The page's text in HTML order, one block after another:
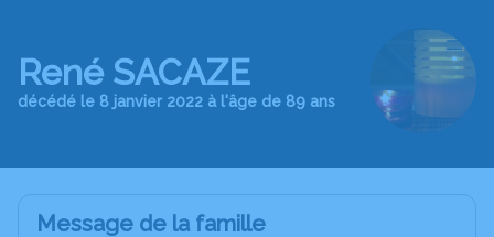
René SACAZE
décédé le 8 janvier 2022 à l'âge de 89 ans
Message de la famille